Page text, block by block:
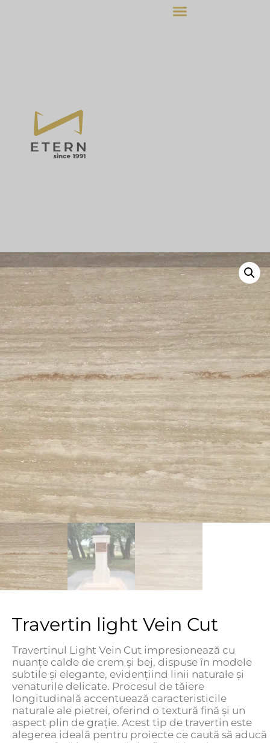
Travertin light Vein Cut
Travertinul Light Vein Cut impresionează cu
nuanțe calde de crem și bej, dispuse în modele
subtile și elegante, evidențiind linii naturale și
venaturile delicate. Procesul de tăiere
longitudinală accentuează caracteristicile
naturale ale pietrei, oferind o textură fină și un
aspect plin de grație. Acest tip de travertin este
alegerea ideală pentru proiecte ce caută să aducă